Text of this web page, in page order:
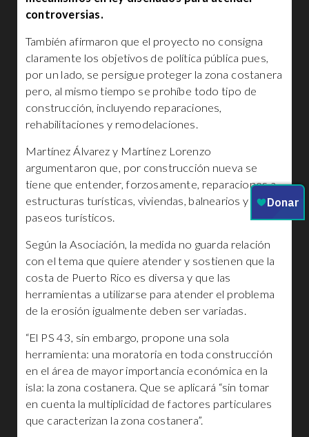
controversias.
También afirmaron que el proyecto no consigna
claramente los objetivos de política pública pues,
por un lado, se persigue proteger la zona costanera
pero, al mismo tiempo se prohíbe todo tipo de
construcción, incluyendo reparaciones,
rehabilitaciones y remodelaciones.
Martínez Álvarez y Martínez Lorenzo
argumentaron que, por construcción nueva se
tiene que entender, forzosamente, reparaciones a
estructuras turísticas, viviendas, balnearios y
paseos turísticos.
Según la Asociación, la medida no guarda relación
con el tema que quiere atender y sostienen que la
costa de Puerto Rico es diversa y que las
herramientas a utilizarse para atender el problema
de la erosión igualmente deben ser variadas.
“El PS 43, sin embargo, propone una sola
herramienta: una moratoria en toda construcción
en el área de mayor importancia económica en la
isla: la zona costanera. Que se aplicará “sin tomar
en cuenta la multiplicidad de factores particulares
que caracterizan la zona costanera”.